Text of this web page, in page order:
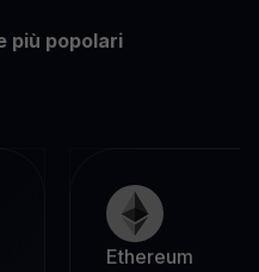
più popolari
Ethereum